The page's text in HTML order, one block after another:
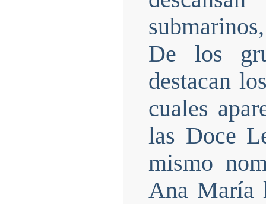
De los
destacan
cuales
las Doce
mismo
Ana María